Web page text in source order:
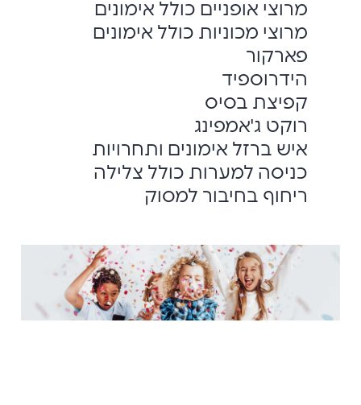
מרוצי אופניים כולל אימונים
מרוצי מכוניות כולל אימונים
פארקור
הידרוספיד
קפיצת בסיס
רוקט ג'אמפינג
איש ברזל אימונים ותחרויות
כניסה למערות כולל צלילה
ריחוף בחיבור למסוק